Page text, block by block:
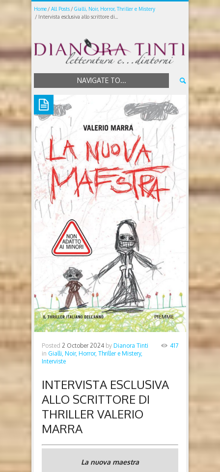
Home All Posts
Gialli, Noir, Horror, Thriller e Mistery
Intervista esclusiva allo scrittore di...
NAVIGATE TO...
Posted 2 October 2024 by Dianora Tinti
in Gialli, Noir, Horror, Thriller e Mistery,
Interviste
417
INTERVISTA ESCLUSIVA
ALLO SCRITTORE DI
THRILLER VALERIO
MARRA
La nuova maestra